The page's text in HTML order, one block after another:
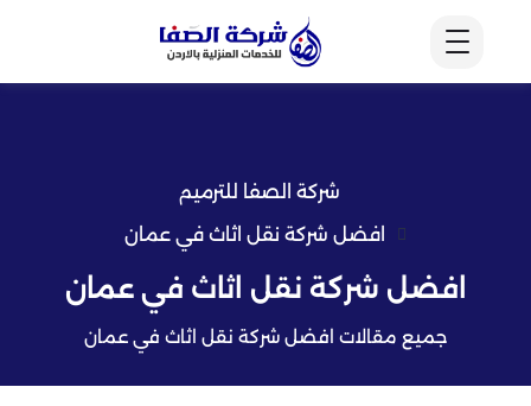
شركة الصفا للترميم
افضل شركة نقل اثاث في عمان
افضل شركة نقل اثاث في عمان
جميع مقالات افضل شركة نقل اثاث في عمان